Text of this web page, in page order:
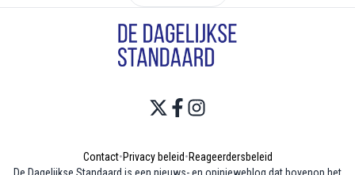
Contact•Privacy beleid•Reageerdersbeleid